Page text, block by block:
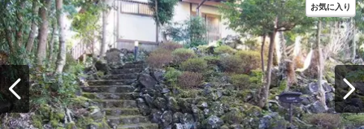
お気に入り